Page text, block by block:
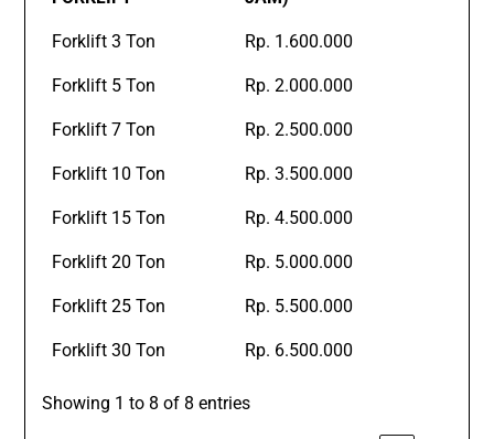
Forklift 3 Ton Rp. 1.600.000
Forklift 5 Ton Rp. 2.000.000
Forklift 7 Ton Rp. 2.500.000
Forklift 10 Ton Rp. 3.500.000
Forklift 15 Ton Rp. 4.500.000
Forklift 20 Ton Rp. 5.000.000
Forklift 25 Ton Rp. 5.500.000
Forklift 30 Ton Rp. 6.500.000
Showing 1 to 8 of 8 entries